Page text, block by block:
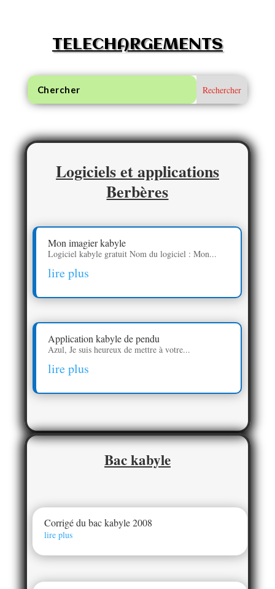
TELECHARGEMENTS
Logiciels et applications
Berbères
Mon imagier kabyle
Logiciel kabyle gratuit Nom du logiciel : Mon...
lire plus
Application kabyle de pendu
Azul, Je suis heureux de mettre à votre...
lire plus
Bac kabyle
Corrigé du bac kabyle 2008
lire plus